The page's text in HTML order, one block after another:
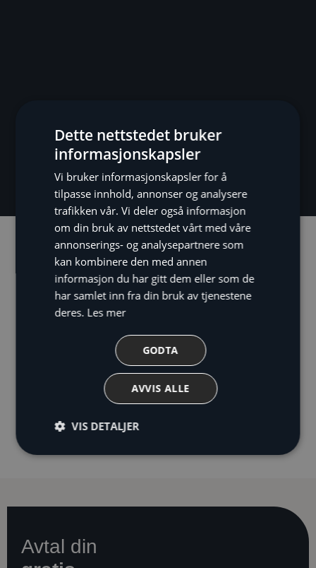
Beskrivelse
Beskrivelse
Multi inverter varmepumpe:
1-5 innedeler – en utedel
Aircondition i varme rom
Flere innedeler gir bedre komfort
Avtal din
Dette nettstedet bruker
informasjonskapsler
Vi bruker informasjonskapsler for å
tilpasse innhold, annonser og analysere
trafikken vår. Vi deler også informasjon
om din bruk av nettstedet vårt med våre
annonserings- og analysepartnere som
kan kombinere den med annen
informasjon du har gitt dem eller som de
har samlet inn fra din bruk av tjenestene
deres. Les mer
GODTA
AVVIS ALLE
VIS DETALJER